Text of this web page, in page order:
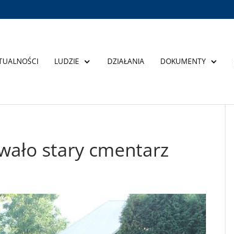
LUDZIE DZIAŁANIA DOKUMENTY
stary cmentarz